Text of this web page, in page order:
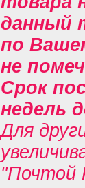
данный
по
не
Срок
недель
Для
"Почтой